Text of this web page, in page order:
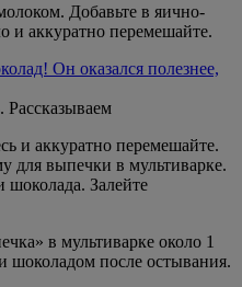
Добавьте в яично-
и аккуратно перемешайте.
Он оказался полезнее,
Рассказываем
и аккуратно перемешайте.
для выпечки в мультиварке.
Залейте
в мультиварке около 1
шоколадом после остывания.